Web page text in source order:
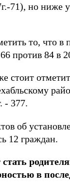
71), но ниже
то, что
против 84 в
стоит
- 377.
об
12 граждан.
в